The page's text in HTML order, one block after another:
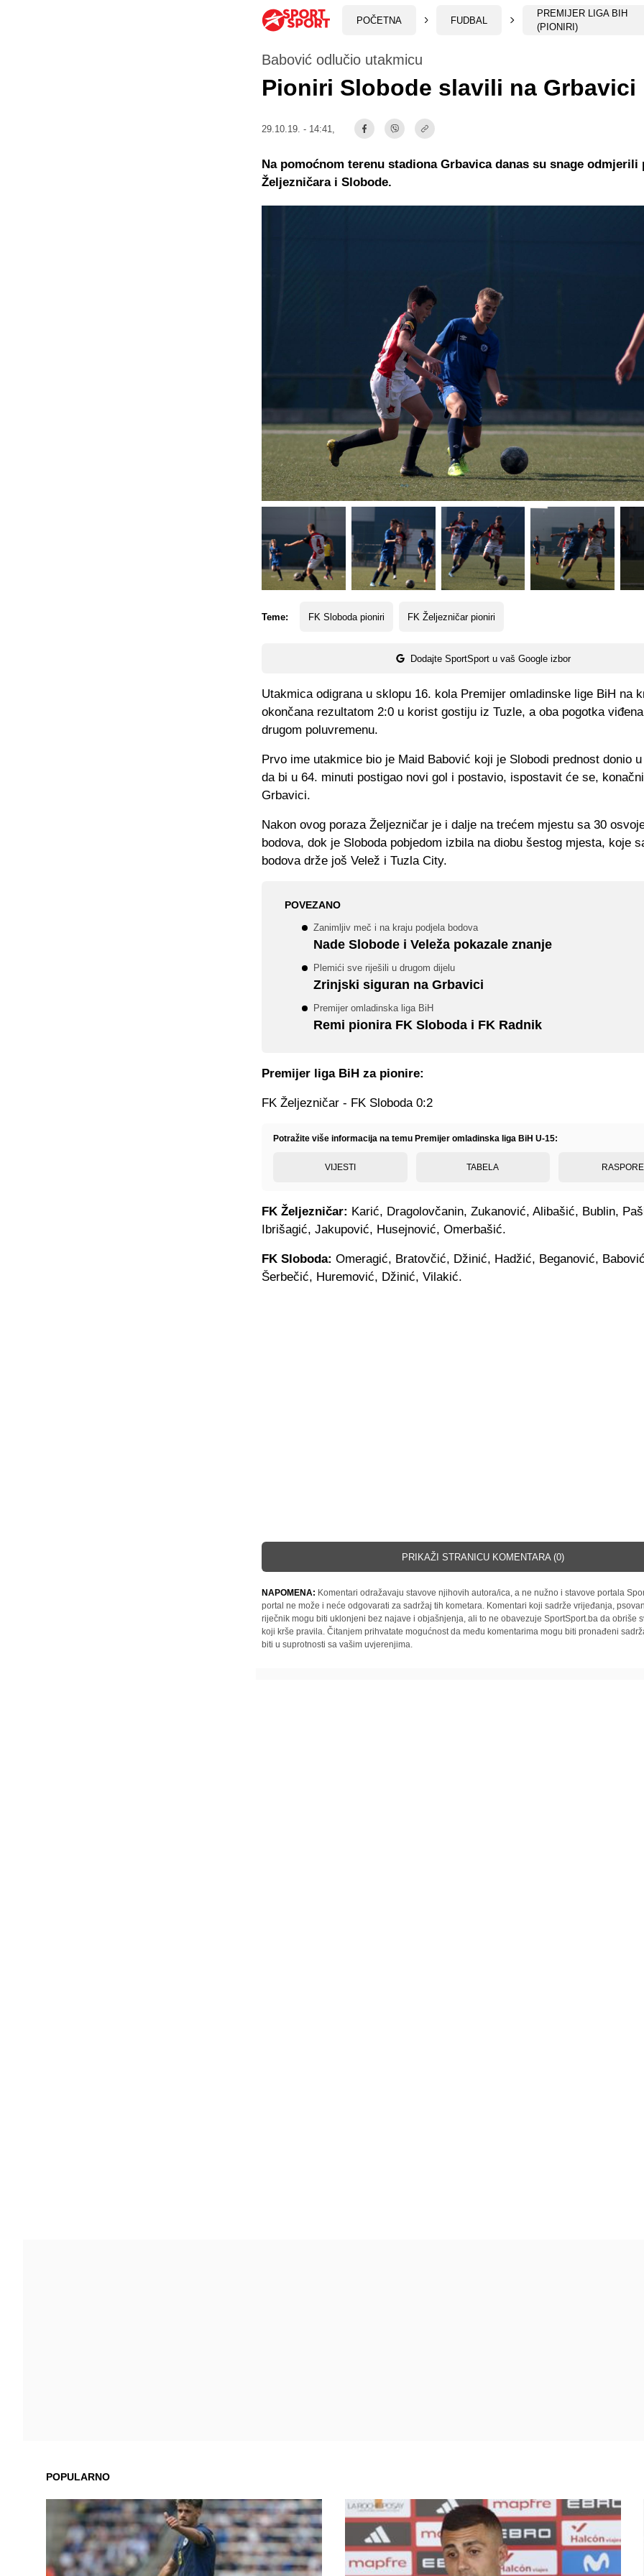
POČETNA FUDBAL
PREMIJER LIGA BIH
(PIONIRI)
Babović odlučio utakmicu
Pioniri Slobode slavili na Grbavici
29.10.19. - 14:41,
Teme: FK Sloboda pioniri FK Željezničar pioniri
Dodajte SportSport u vaš Google izbor
Na pomoćnom terenu stadiona Grbavica danas su snage odmjerili
Željezničara i Slobode.
Utakmica odigrana u sklopu 16. kola Premijer omladinske lige BiH na
okončana rezultatom 2:0 u korist gostiju iz Tuzle, a oba pogotka
drugom poluvremenu.
Prvo ime utakmice bio je Maid Babović koji je Slobodi prednost donio
da bi u 64. minuti postigao novi gol i postavio, ispostavit će se,
Grbavici.
Nakon ovog poraza Željezničar je i dalje na trećem mjestu sa 30
bodova, dok je Sloboda pobjedom izbila na diobu šestog mjesta, koje
bodova drže još Velež i Tuzla City.
POVEZANO
Zanimljiv meč i na kraju podjela bodova
Nade Slobode i Veleža pokazale znanje
Plemići sve riješili u drugom dijelu
Zrinjski siguran na Grbavici
Premijer omladinska liga BiH
Remi pionira FK Sloboda i FK Radnik
Premijer liga BiH za pionire:
FK Željezničar - FK Sloboda 0:2
Potražite više informacija na temu Premijer omladinska liga BiH U-15:
VIJESTI TABELA
FK Željezničar: Karić, Dragolovčanin, Zukanović, Alibašić, Bublin,
Ibrišagić, Jakupović, Husejnović, Omerbašić.
FK Sloboda: Omeragić, Bratovčić, Džinić, Hadžić, Beganović,
Šerbečić, Huremović, Džinić, Vilakić.
PRIKAŽI STRANICU KOMENTARA (0)
NAPOMENA: Komentari odražavaju stavove njihovih autora/ica, a ne nužno i stavove portala
portal ne može i neće odgovarati za sadržaj tih kometara. Komentari koji sadrže vrijeđanja,
riječnik mogu biti uklonjeni bez najave i objašnjenja, ali to ne obavezuje SportSport.ba da obriše
koji krše pravila. Čitanjem prihvatate mogućnost da među komentarima mogu biti pronađeni
biti u suprotnosti sa vašim uvjerenjima.
POPULARNO